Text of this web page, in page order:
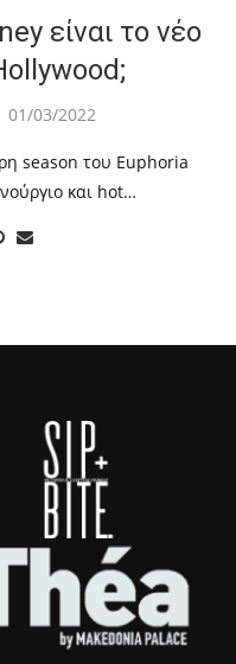
είναι το νέο
01/03/2022
season του Euphoria
και hot…